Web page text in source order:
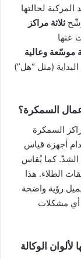
لحالتها
ثلاثة مراكز
عنها
موسّعة وعالية
(مثل “هل”)
السمكرة
أجهزة قياس
كما يُقاس
الطلاء. هذا
رؤية واضحة
أي مشكلات